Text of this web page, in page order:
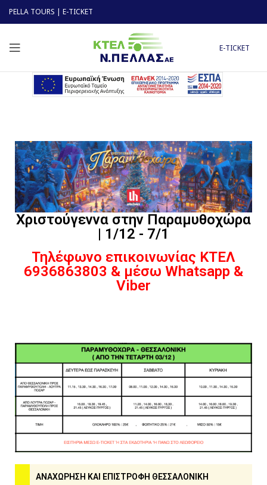
PELLA TOURS | E-TICKET
E-TICKET
Χριστούγεννα στην Παραμυθοχώρα
| 1/12 - 7/1
Τηλέφωνο επικοινωνίας ΚΤΕΛ
6936863803 & μέσω Whatsapp &
Viber
ΑΝΑΧΩΡΗΣΗ ΚΑΙ ΕΠΙΣΤΡΟΦΗ ΘΕΣΣΑΛΟΝΙΚΗ